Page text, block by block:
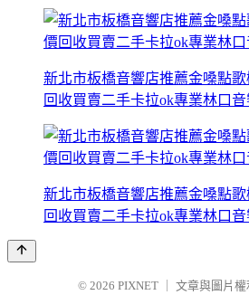
新北市板橋音響店推薦金嗓點
回收買賣二手卡拉ok專業林口
新北市板橋音響店推薦金嗓點
回收買賣二手卡拉ok專業林口
© 2026 PIXNET 文章與圖片